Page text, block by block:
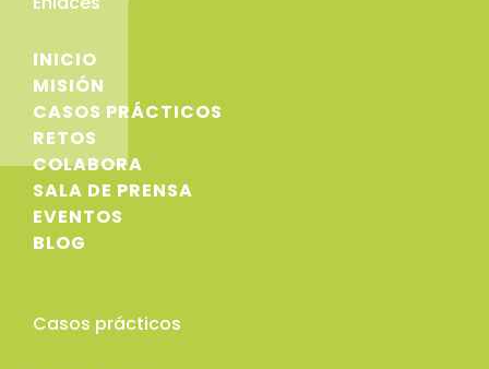
INICIO
MISIÓN
CASOS PRÁCTICOS
RETOS
COLABORA
SALA DE PRENSA
EVENTOS
BLOG
Casos prácticos